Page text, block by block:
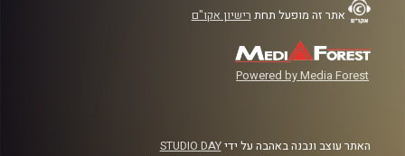
אתר זה מופעל תחת רישיון אקו"ם
Powered by Media Forest
האתר עוצב ונבנה באהבה על ידיSTUDIO DAY